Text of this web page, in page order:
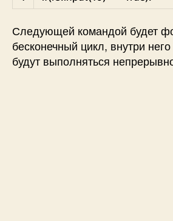
Следующей командой будет
бесконечный цикл, внутри
будут выполняться